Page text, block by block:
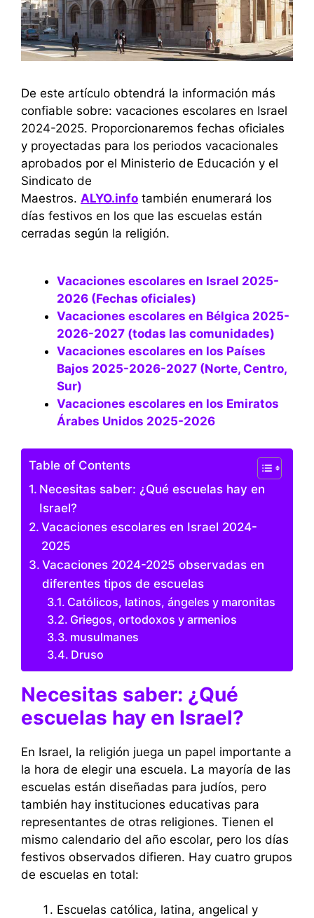
De este artículo obtendrá la información más
confiable sobre: ​​vacaciones escolares en Israel
2024-2025. Proporcionaremos fechas oficiales
y proyectadas para los periodos vacacionales
aprobados por el Ministerio de Educación y el
Sindicato de
Maestros. ALYO.info también enumerará los
días festivos en los que las escuelas están
cerradas según la religión.
Vacaciones escolares en Israel 2025-
2026 (Fechas oficiales)
Vacaciones escolares en Bélgica 2025-
2026-2027 (todas las comunidades)
Vacaciones escolares en los Países
Bajos 2025-2026-2027 (Norte, Centro,
Sur)
Vacaciones escolares en los Emiratos
Árabes Unidos 2025-2026
Table of Contents
Necesitas saber: ¿Qué escuelas hay en
Israel?
Vacaciones escolares en Israel 2024-
2025
Vacaciones 2024-2025 observadas en
diferentes tipos de escuelas
Católicos, latinos, ángeles y maronitas
Griegos, ortodoxos y armenios
musulmanes
Druso
Necesitas saber: ¿Qué
escuelas hay en Israel?
En Israel, la religión juega un papel importante a
la hora de elegir una escuela. La mayoría de las
escuelas están diseñadas para judíos, pero
también hay instituciones educativas para
representantes de otras religiones. Tienen el
mismo calendario del año escolar, pero los días
festivos observados difieren. Hay cuatro grupos
de escuelas en total:
Escuelas católica, latina, angelical y